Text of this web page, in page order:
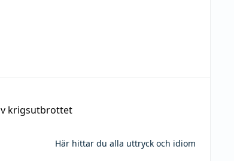
krigsutbrottet
Här hittar du alla uttryck och idiom